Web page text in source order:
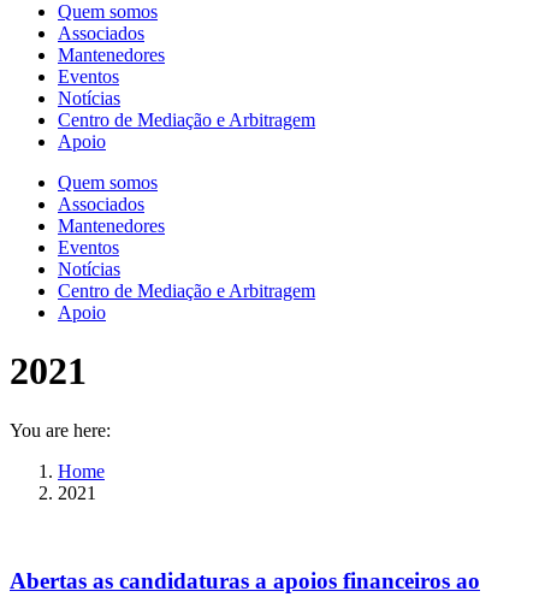
Quem somos
Associados
Mantenedores
Eventos
Notícias
Centro de Mediação e Arbitragem
Apoio
Quem somos
Associados
Mantenedores
Eventos
Notícias
Centro de Mediação e Arbitragem
Apoio
2021
You are here:
Home
2021
Abertas as candidaturas a apoios financeiros ao